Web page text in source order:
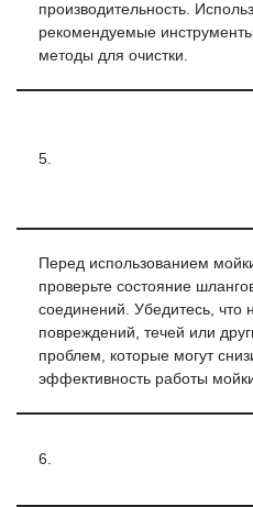
производительность.
рекомендуемые
методы для очистки.
5.
Перед использованием
проверьте состояние
соединений. Убедитесь, что
повреждений, течей или
проблем, которые могут
эффективность работы
6.